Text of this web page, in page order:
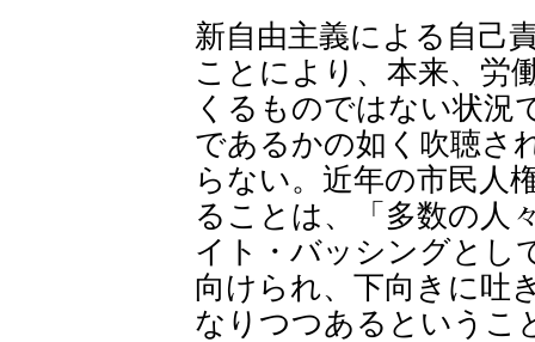
新自由主義による自己
ことにより、本来、労
くるものではない状況
であるかの如く吹聴さ
らない。近年の市民人
ることは、「多数の人
イト・バッシングとし
向けられ、下向きに吐
なりつつあるというこ